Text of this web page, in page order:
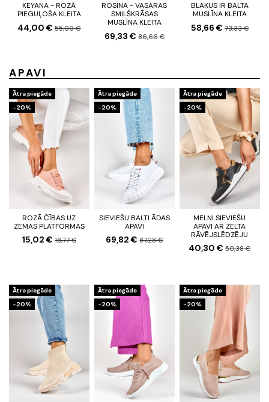
KEYANA - ROZĀ
PIEGUĻOŠA KLEITA
44,00 €55,00 €
ROSINA - VASARAS
SMILŠKRĀSAS
MUSLĪNA KLEITA
69,33 € 86,66 €
BLAKUS IR BALTA
MUSLĪNA KLEITA
58,66 € 73,33 €
APAVI
Ātra piegāde
-20%
ROZĀ ČĪBAS UZ
ZEMAS PLATFORMAS
15,02 € 18,77 €
Ātra piegāde
-20%
SIEVIEŠU BALTI ĀDAS
APAVI
69,82 €87,28 €
Ātra piegāde
-20%
MELNI SIEVIEŠU
APAVI AR ZELTA
RĀVĒJSLĒDZĒJU
40,30 €50,38 €
Ātra piegāde
-20%
Ātra piegāde
-20%
Ātra piegāde
-20%